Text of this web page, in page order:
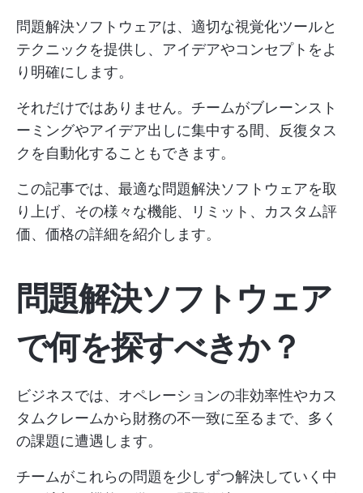
問題解決ソフトウェアは、適切な視覚化ツールと
テクニックを提供し、アイデアやコンセプトをよ
り明確にします。
それだけではありません。チームがブレーンスト
ーミングやアイデア出しに集中する間、反復タス
クを自動化することもできます。
この記事では、最適な問題解決ソフトウェアを取
り上げ、その様々な機能、リミット、カスタム評
価、価格の詳細を紹介します。
問題解決ソフトウェア
で何を探すべきか？
ビジネスでは、オペレーションの非効率性やカス
タムクレームから財務の不一致に至るまで、多く
の課題に遭遇します。
チームがこれらの問題を少しずつ解決していく中